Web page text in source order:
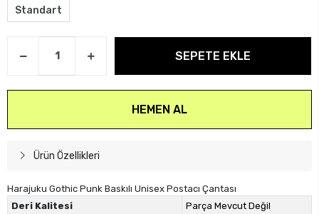
Standart
SEPETE EKLE
HEMEN AL
Ürün Özellikleri
Harajuku Gothic Punk Baskılı Unisex Postacı Çantası
Deri Kalitesi
Parça Mevcut Değil